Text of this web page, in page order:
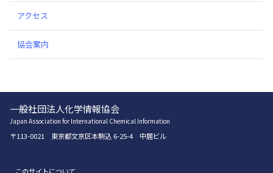
アクセス
協会案内
一般社団法人化学情報協会
Japan Association for International Chemical Information
〒113-0021 東京都文京区本駒込 6-25-4 中居ビル